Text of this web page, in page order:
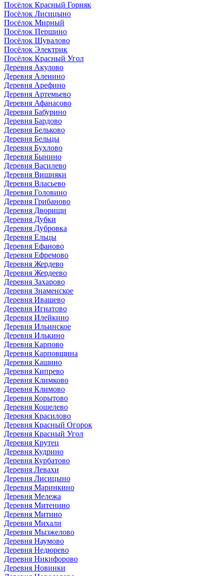
Посёлок Красный Горняк
Посёлок Лисицыно
Посёлок Мирный
Посёлок Першино
Посёлок Шувалово
Посёлок Электрик
Посёлок Красный Угол
Деревня Акулово
Деревня Аленино
Деревня Арефино
Деревня Артемьево
Деревня Афанасово
Деревня Бабурино
Деревня Бардово
Деревня Бельково
Деревня Бельцы
Деревня Бухлово
Деревня Бынино
Деревня Василево
Деревня Вишняки
Деревня Власьево
Деревня Головино
Деревня Грибаново
Деревня Дворищи
Деревня Дубки
Деревня Дубровка
Деревня Ельцы
Деревня Ефаново
Деревня Ефремово
Деревня Жердево
Деревня Жердеево
Деревня Захарово
Деревня Знаменское
Деревня Ивашево
Деревня Игнатово
Деревня Илейкино
Деревня Ильинское
Деревня Илькино
Деревня Карпово
Деревня Карповщина
Деревня Кашино
Деревня Кипрево
Деревня Климково
Деревня Климово
Деревня Корытово
Деревня Кошелево
Деревня Красилово
Деревня Красный Огорок
Деревня Красный Угол
Деревня Крутец
Деревня Кудрино
Деревня Курбатово
Деревня Левахи
Деревня Лисицыно
Деревня Маринкино
Деревня Мележа
Деревня Митенино
Деревня Митино
Деревня Михали
Деревня Мызжелово
Деревня Наумово
Деревня Недюрево
Деревня Никифорово
Деревня Новинки